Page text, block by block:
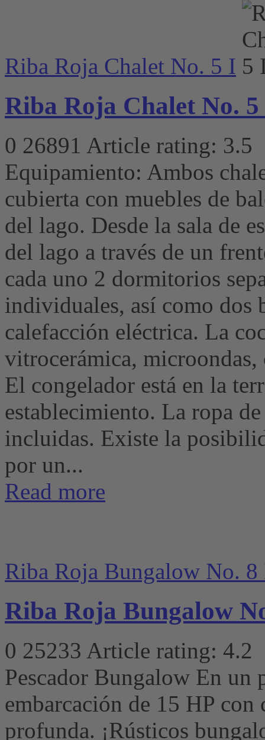
Riba Roja Chalet No. 5 I
Riba Roja Chalet No.
0 26891 Article rating: 3.5
Equipamiento: Ambos
cubierta con muebles de
del lago. Desde la sala de
del lago a través de un
cada uno 2 dormitorios
individuales, así como dos
calefacción eléctrica. La
vitrocerámica,
El congelador está en la
establecimiento. La ropa
incluidas. Existe la
por un...
Read more
Riba Roja Bungalow No. 8
Riba Roja Bungalow
0 25233 Article rating: 4.2
Pescador Bungalow En un
embarcación de 15 HP
profunda. ¡Rústicos